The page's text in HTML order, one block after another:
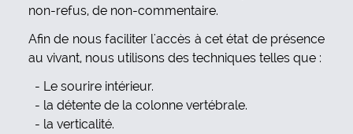
non-refus, de non-commentaire.
Afin de nous faciliter l'accès à cet état de présence
au vivant, nous utilisons des techniques telles que :
Le sourire intérieur.
la détente de la colonne vertébrale.
la verticalité.